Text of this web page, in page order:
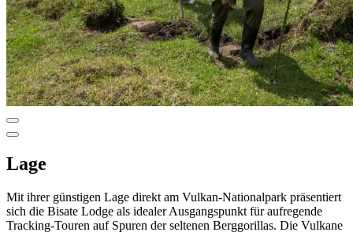
Lage
Mit ihrer günstigen Lage direkt am Vulkan-Nationalpark präsentiert
sich die Bisate Lodge als idealer Ausgangspunkt für aufregende
Tracking-Touren auf Spuren der seltenen Berggorillas. Die Vulkane